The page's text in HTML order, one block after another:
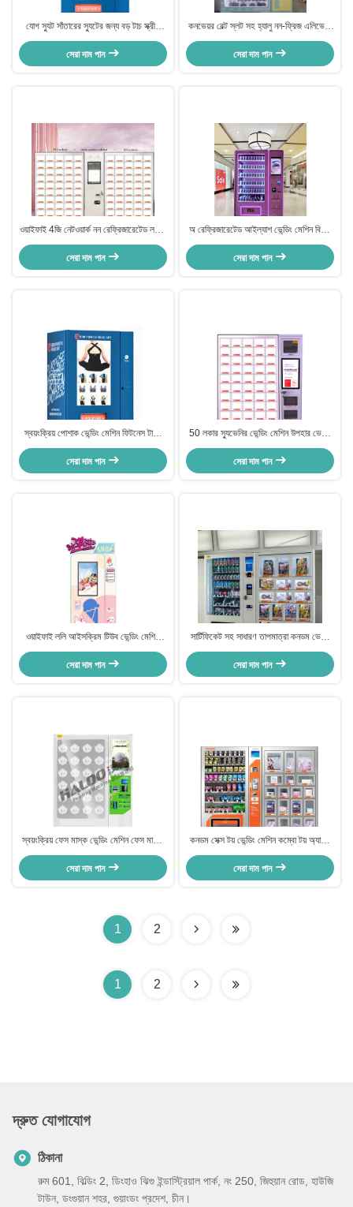
যোগ স্যুট সাঁতারের স্যুটের জন্য বড় টাচ স্ক্রীন
পোশাক ভেন্ডিং মেশিন
সেরা দাম পান
কনভেয়র বেল্ট স্লট সহ হ্যালু নন-ফ্রিজ এলিভেটর
ভেন্ডিং মেশিন
সেরা দাম পান
ওয়াইফাই 4জি নেটওয়ার্ক নন রেফ্রিজারেটেড লকার
ভেন্ডিং মেশিন কম্বিনেশন ভেন্ডিং মেশিন
সেরা দাম পান
অ রেফ্রিজারেটেড আইল্যাশ ভেন্ডিং মেশিন বিউটি
প্রোডাক্ট ভেন্ডিং মেশিন
সেরা দাম পান
স্বয়ংক্রিয় পোশাক ভেন্ডিং মেশিন ফিটনেস টাইট
স্যুট টি শার্ট সাঁতার কাটা কাপড় ভেন্ডিং মেশিন
সেরা দাম পান
50 লকার স্যুভেনির ভেন্ডিং মেশিন উপহার ভেন্ডিং
মেশিন সহ স্বয়ংক্রিয় লকার ভেন্ডিং মেশিন
সেরা দাম পান
ওয়াইফাই ললি আইসক্রিম টিউব ভেন্ডিং মেশিন
ইন্টারন্যাশনাল স্ট্যান্ডার্ড এমডিবি
সেরা দাম পান
সার্টিফিকেট সহ সাধারণ তাপমাত্রা কনডম ভেন্ডিং
মেশিন কম্বো ভেন্ডিং মেশিন
সেরা দাম পান
স্বয়ংক্রিয় ফেস মাস্ক ভেন্ডিং মেশিন ফেস মাস্ক
ডিসপেনসার
সেরা দাম পান
কনডম সেক্স টয় ভেন্ডিং মেশিন কম্বো টয় অ্যাডাল্ট
ভেন্ডিং মেশিন
সেরা দাম পান
1 2
1 2
দ্রুত যোগাযোগ
ঠিকানা
রুম 601, বিল্ডিং 2, ডিংহাও ঝিগু ইন্ডাস্ট্রিয়াল পার্ক, নং 250, জিহুয়ান রোড, হাউজি
টাউন, ডংগুয়ান শহর, গুয়াংডং প্রদেশ, চীন।